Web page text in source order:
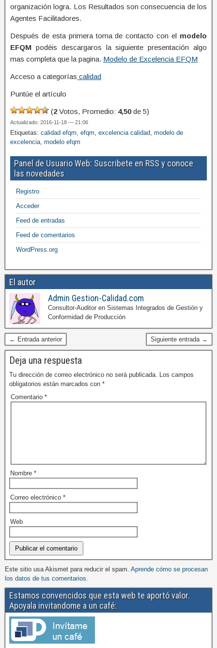
organización logra. Los Resultados son consecuencia de los
Agentes Facilitadores.
Después de esta primera toma de contacto con el modelo
EFQM podéis descargaros la siguiente presentación algo
mas completa que la pagina. Modelo de Excelencia EFQM
Acceso a categorías calidad
Puntúe el artículo
(2 Votos, Promedio: 4,50de 5)
Actualizado: 2016-11-18 — 21:06
Etiquetas: calidad efqm, efqm, excelencia calidad, modelo de
excelencia, modelo efqm
Panel de Usuario Web: Suscribete en RSS y conoce
las novedades
Registro
Acceder
Feed de entradas
Feed de comentarios
WordPress.org
El autor
Admin Gestion-Calidad.com
Consultor-Auditor en Sistemas Integrados de Gestión y
Conformidad de Producción
← Entrada anterior Siguiente entrada →
Deja una respuesta
Tu dirección de correo electrónico no será publicada. Los campos
obligatorios están marcados con *
Comentario *
Nombre *
Correo electrónico *
Web
Este sitio usa Akismet para reducir el spam. Aprende cómo se procesan
los datos de tus comentarios.
Estamos convencidos que esta web te aportó valor.
Apoyala invitandome a un café: